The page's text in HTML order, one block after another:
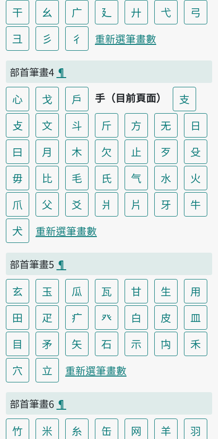
干 幺 广 廴 廾 弋
弓
彐
彡 彳 重新選筆畫數
部首筆畫4 ¶
心 戈 戶 手（目前頁面）
支
攴
文 斗 斤 方 无
日
曰
月 木 欠 止 歹
殳
毋
比 毛 氏 气 水
火
爪
父 爻 爿 片 牙
牛
犬
重新選筆畫數
部首筆畫5 ¶
玄 玉 瓜 瓦 甘 生
用
田
疋 疒 癶 白 皮
皿
目
矛 矢 石 示 禸
禾
穴
立 重新選筆畫數
部首筆畫6 ¶
竹 米 糸 缶 网 羊
羽